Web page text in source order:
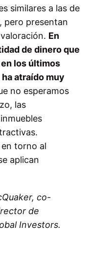
similares a las de
pero presentan
En
de dinero que
los últimos
atraído muy
no esperamos
las
torno al
aplican
co-
de
Investors.